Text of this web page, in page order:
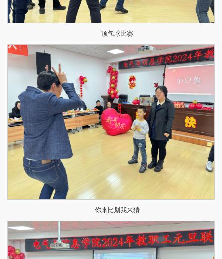
顶气球比赛
你来比划我来猜